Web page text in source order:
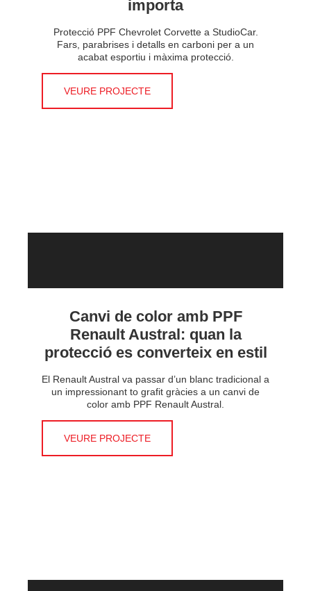
importa
Protecció PPF Chevrolet Corvette a StudioCar.
Fars, parabrises i detalls en carboni per a un
acabat esportiu i màxima protecció.
VEURE PROJECTE
Canvi de color amb PPF
Renault Austral: quan la
protecció es converteix en estil
El Renault Austral va passar d’un blanc tradicional a
un impressionant to grafit gràcies a un canvi de
color amb PPF Renault Austral.
VEURE PROJECTE